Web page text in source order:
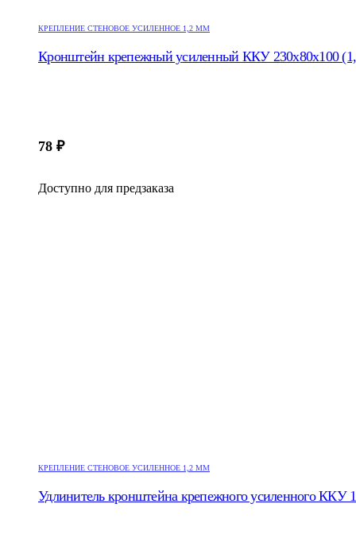
КРЕПЛЕНИЕ СТЕНОВОЕ УСИЛЕННОЕ 1,2 ММ
Кронштейн крепежный усиленный ККУ 230x80x100
78 ₽
Доступно для предзаказа
КРЕПЛЕНИЕ СТЕНОВОЕ УСИЛЕННОЕ 1,2 ММ
Удлинитель кронштейна крепежного усиленного ККУ